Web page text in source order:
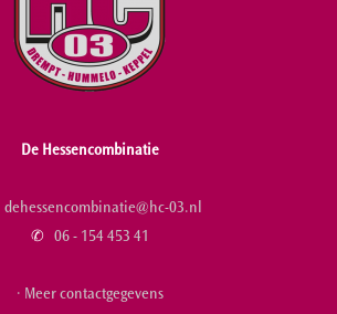
De Hessencombinatie
dehessencombinatie@hc-03.nl
✆ 06 - 154 453 41
· Meer contactgegevens